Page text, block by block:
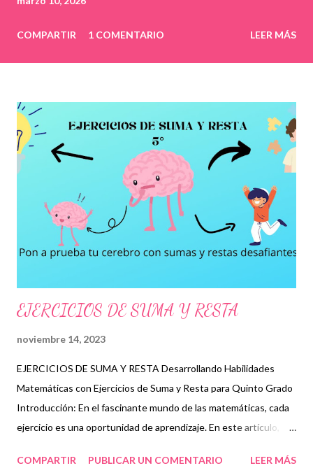
COMPARTIR 1 COMENTARIO LEER MÁS
EJERCICIOS DE SUMA Y RESTA
noviembre 14, 2023
EJERCICIOS DE SUMA Y RESTA Desarrollando Habilidades
Matemáticas con Ejercicios de Suma y Resta para Quinto Grado
Introducción: En el fascinante mundo de las matemáticas, cada
ejercicio es una oportunidad de aprendizaje. En este artículo,
Grado" se convierten en la clave maestra para fortalecer las
COMPARTIR PUBLICAR UN COMENTARIO LEER MÁS